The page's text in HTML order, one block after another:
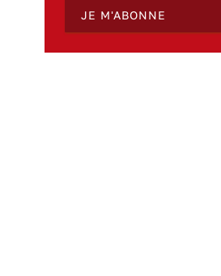
JE M'ABONNE